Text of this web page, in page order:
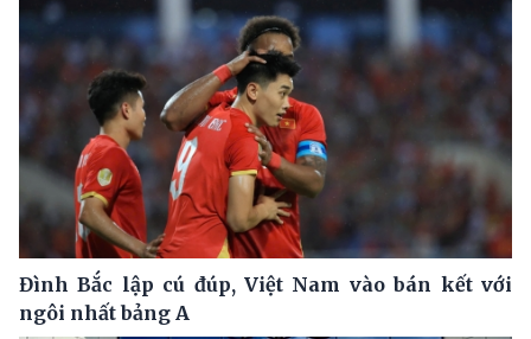
Đình Bắc lập cú đúp, Việt Nam vào bán kết với
ngôi nhất bảng A